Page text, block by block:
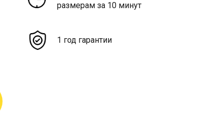
размерам за 10 минут
1 год гарантии